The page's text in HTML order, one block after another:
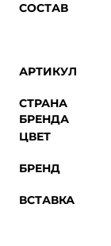
СОСТАВ
АРТИКУЛ
СТРАНА
БРЕНДА
ЦВЕТ
БРЕНД
ВСТАВКА